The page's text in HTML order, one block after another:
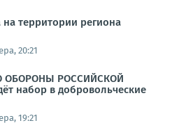
на территории региона
20:21
ОБОРОНЫ РОССИЙСКОЙ
набор в добровольческие
19:21